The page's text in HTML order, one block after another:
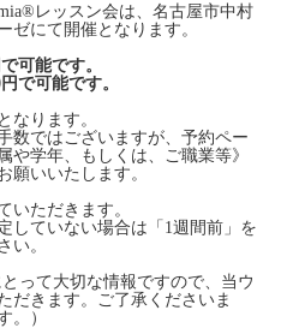
レッスン会は、名古屋市中村
にて開催となります。
可能です。
で可能です。
なります。
数ではございますが、予約ペー
や学年、もしくは、ご職業等》
願いいたします。
いただきます。
していない場合は「1週間前」を
い。
って大切な情報ですので、当ウ
だきます。ご了承くださいま
。）